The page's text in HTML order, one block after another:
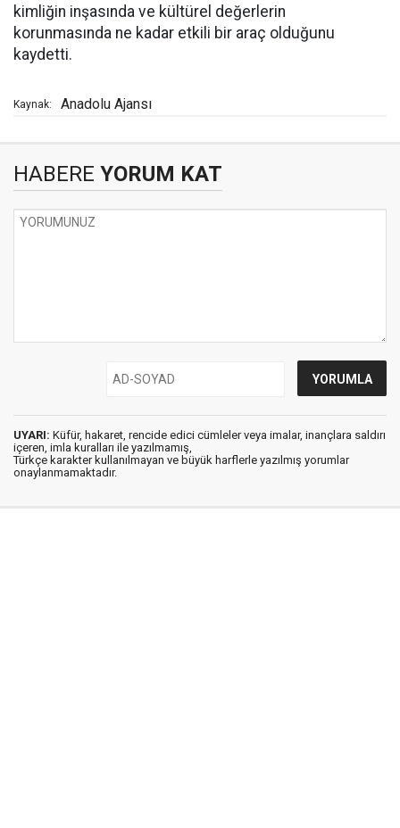
kimliğin inşasında ve kültürel değerlerin
korunmasında ne kadar etkili bir araç olduğunu
kaydetti.
Kaynak: Anadolu Ajansı
HABERE YORUM KAT
UYARI: Küfür, hakaret, rencide edici cümleler veya imalar, inançlara saldırı
içeren, imla kuralları ile yazılmamış,
Türkçe karakter kullanılmayan ve büyük harflerle yazılmış yorumlar
onaylanmamaktadır.